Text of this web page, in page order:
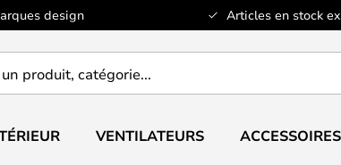
design Articles en stock
VENTILATEURS